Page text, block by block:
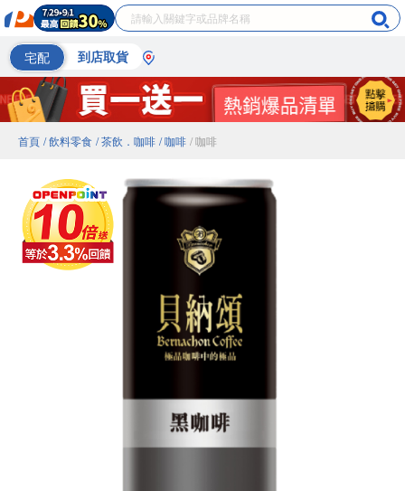
宅配 到店取貨
首頁 / 飲料零食 / 茶飲．咖啡 / 咖啡 / 咖啡